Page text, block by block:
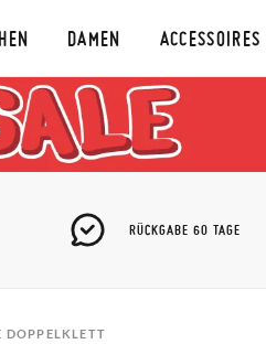
DAMEN ACCESSOIRES
RÜCKGABE 60 TAGE